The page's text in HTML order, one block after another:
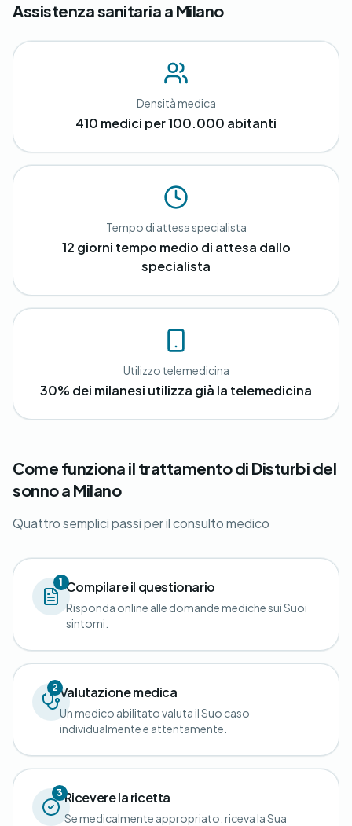
Assistenza sanitaria a Milano
Densità medica
410 medici per 100.000 abitanti
Tempo di attesa specialista
12 giorni tempo medio di attesa dallo
specialista
Utilizzo telemedicina
30% dei milanesi utilizza già la telemedicina
Come funziona il trattamento di Disturbi del
sonno a Milano
Quattro semplici passi per il consulto medico
1 Compilare il questionario
Risponda online alle domande mediche sui Suoi
sintomi.
2Valutazione medica
Un medico abilitato valuta il Suo caso
individualmente e attentamente.
3Ricevere la ricetta
Se medicalmente appropriato, riceva la Sua